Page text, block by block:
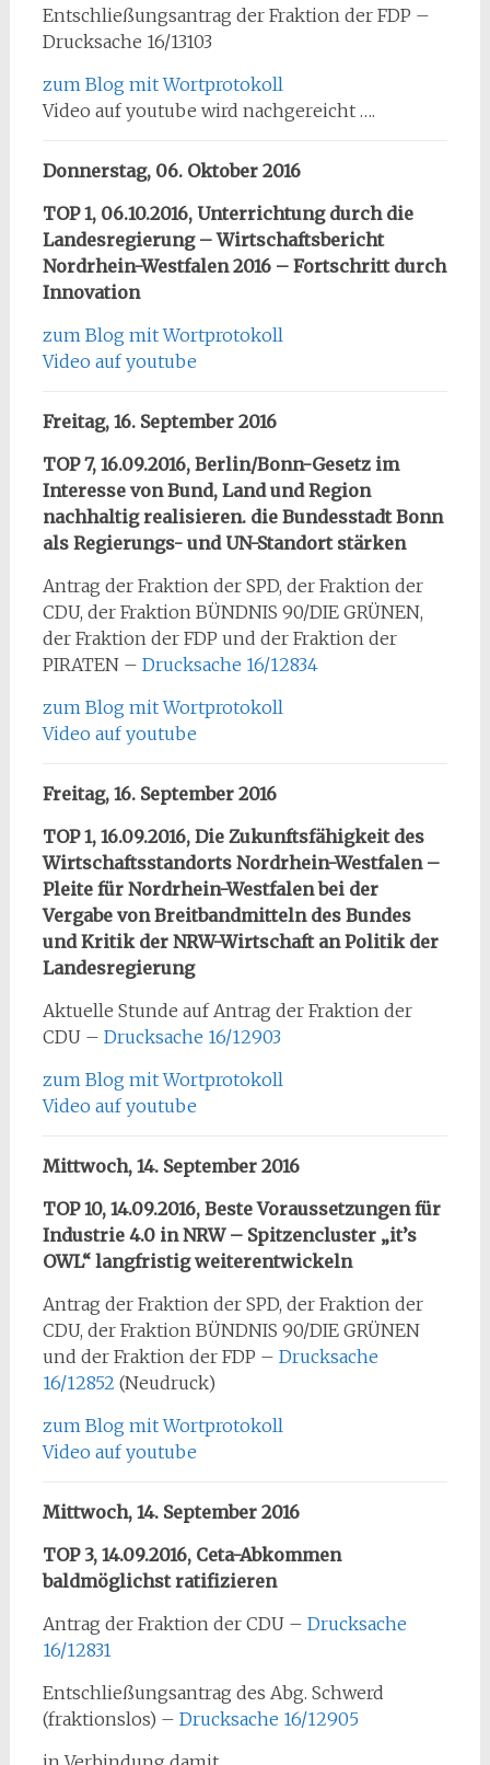
Entschließungsantrag der Fraktion der FDP –
Drucksache 16/13103
zum Blog mit Wortprotokoll
Video auf youtube wird nachgereicht ….
Donnerstag, 06. Oktober 2016
TOP 1, 06.10.2016, Unterrichtung durch die
Landesregierung – Wirtschaftsbericht
Nordrhein-Westfalen 2016 – Fortschritt durch
Innovation
zum Blog mit Wortprotokoll
Video auf youtube
Freitag, 16. September 2016
TOP 7, 16.09.2016, Berlin/Bonn-Gesetz im
Interesse von Bund, Land und Region
nachhaltig realisieren. die Bundesstadt Bonn
als Regierungs- und UN-Standort stärken
Antrag der Fraktion der SPD, der Fraktion der
CDU, der Fraktion BÜNDNIS 90/DIE GRÜNEN,
der Fraktion der FDP und der Fraktion der
PIRATEN – Drucksache 16/12834
zum Blog mit Wortprotokoll
Video auf youtube
Freitag, 16. September 2016
TOP 1, 16.09.2016, Die Zukunftsfähigkeit des
Wirtschaftsstandorts Nordrhein-Westfalen –
Pleite für Nordrhein-Westfalen bei der
Vergabe von Breitbandmitteln des Bundes
und Kritik der NRW-Wirtschaft an Politik der
Landesregierung
Aktuelle Stunde auf Antrag der Fraktion der
CDU – Drucksache 16/12903
zum Blog mit Wortprotokoll
Video auf youtube
Mittwoch, 14. September 2016
TOP 10, 14.09.2016, Beste Voraussetzungen für
Industrie 4.0 in NRW – Spitzencluster „it’s
OWL“ langfristig weiterentwickeln
Antrag der Fraktion der SPD, der Fraktion der
CDU, der Fraktion BÜNDNIS 90/DIE GRÜNEN
und der Fraktion der FDP – Drucksache
16/12852 (Neudruck)
zum Blog mit Wortprotokoll
Video auf youtube
Mittwoch, 14. September 2016
TOP 3, 14.09.2016, Ceta-Abkommen
baldmöglichst ratifizieren
Antrag der Fraktion der CDU – Drucksache
16/12831
Entschließungsantrag des Abg. Schwerd
(fraktionslos) – Drucksache 16/12905